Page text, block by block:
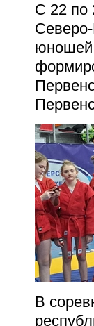
С 22 по
юношей
В